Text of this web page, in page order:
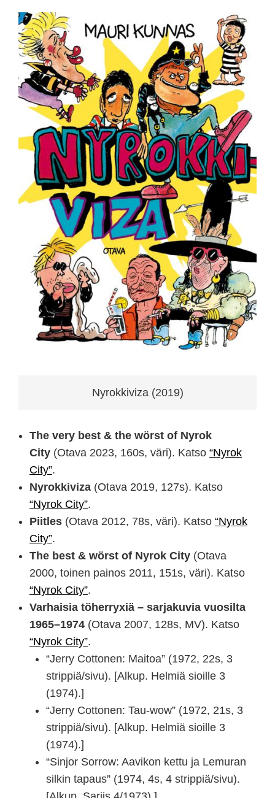
Nyrokkiviza (2019)
The very best & the wörst of Nyrok
City (Otava 2023, 160s, väri). Katso “Nyrok
City”.
Nyrokkiviza (Otava 2019, 127s). Katso
“Nyrok City”.
Piitles (Otava 2012, 78s, väri). Katso “Nyrok
City”.
The best & wörst of Nyrok City (Otava
2000, toinen painos 2011, 151s, väri). Katso
“Nyrok City”.
Varhaisia töherryxiä – sarjakuvia vuosilta
1965–1974 (Otava 2007, 128s, MV). Katso
“Nyrok City”.
“Jerry Cottonen: Maitoa” (1972, 22s, 3
strippiä/sivu). [Alkup. Helmiä sioille 3
(1974).]
“Jerry Cottonen: Tau-wow” (1972, 21s, 3
strippiä/sivu). [Alkup. Helmiä sioille 3
(1974).]
“Sinjor Sorrow: Aavikon kettu ja Lemuran
silkin tapaus” (1974, 4s, 4 strippiä/sivu).